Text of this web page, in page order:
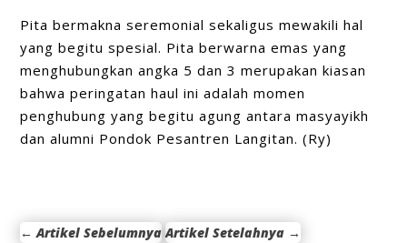
Pita bermakna seremonial sekaligus mewakili hal
yang begitu spesial. Pita berwarna emas yang
menghubungkan angka 5 dan 3 merupakan kiasan
bahwa peringatan haul ini adalah momen
penghubung yang begitu agung antara masyayikh
dan alumni Pondok Pesantren Langitan. (Ry)
←Artikel Sebelumnya Artikel Setelahnya →